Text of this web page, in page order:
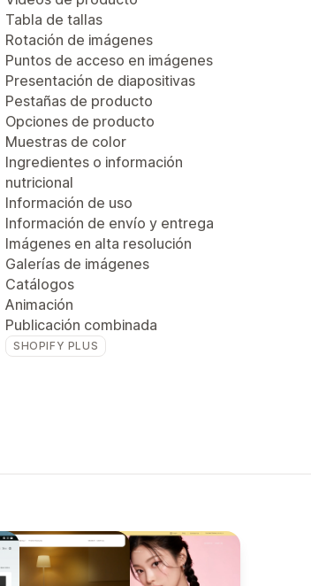
Tabla de tallas
Rotación de imágenes
Puntos de acceso en imágenes
Presentación de diapositivas
Pestañas de producto
Opciones de producto
Muestras de color
Ingredientes o información
nutricional
Información de uso
Información de envío y entrega
Imágenes en alta resolución
Galerías de imágenes
Catálogos
Animación
Publicación combinada
SHOPIFY PLUS